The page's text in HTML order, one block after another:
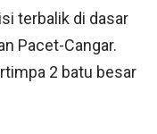
terbalik di dasar
Pacet-Cangar.
2 batu besar